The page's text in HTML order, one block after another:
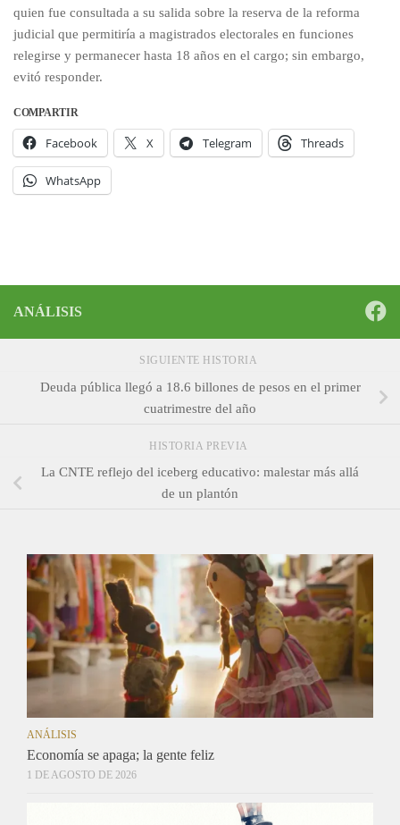
quien fue consultada a su salida sobre la reserva de la reforma
judicial que permitiría a magistrados electorales en funciones
relegirse y permanecer hasta 18 años en el cargo; sin embargo,
evitó responder.
COMPARTIR
Facebook X Telegram Threads
WhatsApp
ANÁLISIS
SIGUIENTE HISTORIA
Deuda pública llegó a 18.6 billones de pesos en el primer
cuatrimestre del año
HISTORIA PREVIA
La CNTE reflejo del iceberg educativo: malestar más allá
de un plantón
ANÁLISIS
Economía se apaga; la gente feliz
1 DE AGOSTO DE 2026